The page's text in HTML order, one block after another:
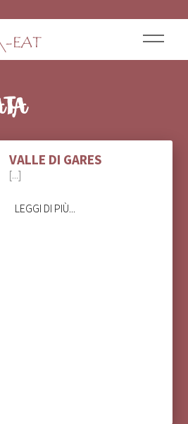
VALLE DI GARES
[...]
LEGGI DI PIÙ...